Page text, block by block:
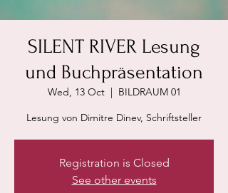
SILENT RIVER Lesung
und Buchpräsentation
Wed, 13 Oct
  |
BILDRAUM 01
Lesung von Dimitre Dinev, Schriftsteller
Registration is Closed
See other events